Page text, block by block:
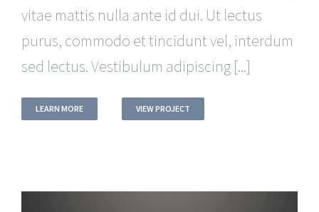
vitae mattis nulla ante id dui. Ut lectus
purus, commodo et tincidunt vel, interdum
sed lectus. Vestibulum adipiscing [...]
LEARN MORE VIEW PROJECT